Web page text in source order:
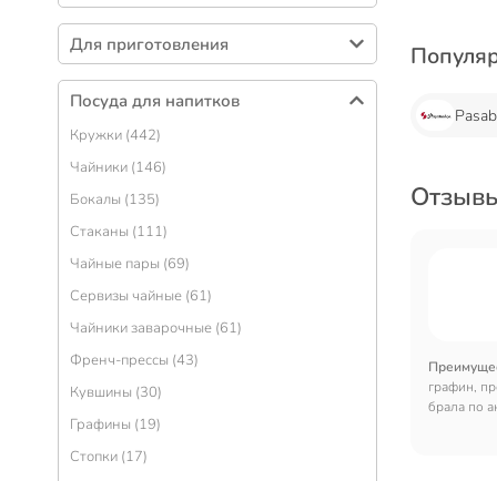
Тарелки (410)
Салатники (327)
Столовые приборы (275)
(51)
Менажницы (39)
Салфетницы (32)
Одноразовая посуда (31)
Сахарницы (30)
Бульонницы (22)
Тортницы, наборы для торта (11)
Для приготовления
Кастрюли (436)
Сковороды (317)
Формы для выпечки (269)
Наборы посуды (113)
Ковшики (56)
Крышки для посуды (54)
Казаны (50)
Горшочки для запекания (40)
Сотейники (40)
Блинницы (27)
Дуршлаги (15)
Посуда для хозяйственных нужд (14)
Пароварки (13)
Посуда для напитков
Кружки (442)
Чайники (146)
Бокалы (135)
Стаканы (111)
Чайные пары (69)
Сервизы чайные (61)
Чайники заварочные (61)
Френч-прессы (43)
Кувшины (30)
Графины (19)
Стопки (17)
графин,
брала по